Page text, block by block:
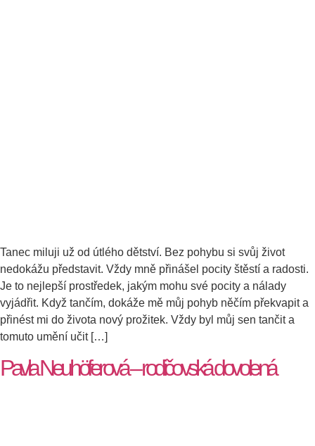
Tanec miluji už od útlého dětství. Bez pohybu si svůj život
nedokážu představit. Vždy mně přinášel pocity štěstí a radosti.
Je to nejlepší prostředek, jakým mohu své pocity a nálady
vyjádřit. Když tančím, dokáže mě můj pohyb něčím překvapit a
přinést mi do života nový prožitek. Vždy byl můj sen tančit a
tomuto umění učit […]
Pavla Neuhöferová – rodičovská dovolená